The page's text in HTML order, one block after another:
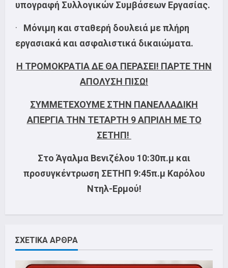
υπογραφή Συλλογικών Συμβάσεων Εργασίας.
· Μόνιμη και σταθερή δουλειά με πλήρη
εργασιακά και ασφαλιστικά δικαιώματα.
Η ΤΡΟΜΟΚΡΑΤΙΑ ΔΕ ΘΑ ΠΕΡΑΣΕΙ! ΠΑΡΤΕ ΤΗΝ
ΑΠΟΛΥΣΗ ΠΙΣΩ!
ΣΥΜΜΕΤΕΧΟΥΜΕ ΣΤΗΝ ΠΑΝΕΛΛΑΔΙΚΗ
ΑΠΕΡΓΙΑ ΤΗΝ ΤΕΤΑΡΤΗ 9 ΑΠΡΙΛΗ ΜΕ ΤΟ
ΣΕΤΗΠ!
Στο Άγαλμα Βενιζέλου 10:30π.μ και
προσυγκέντρωση ΣΕΤΗΠ 9:45π.μ Καρόλου
Ντηλ-Ερμού!
ΣΧΕΤΙΚΑ ΑΡΘΡΑ